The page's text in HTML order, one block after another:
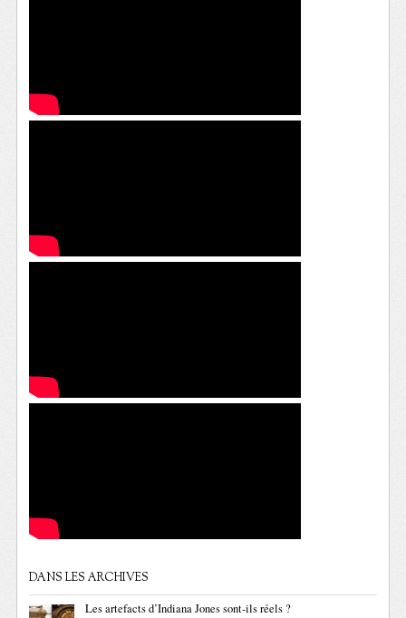
DANS LES ARCHIVES
Les artefacts d’Indiana Jones sont-ils réels ?